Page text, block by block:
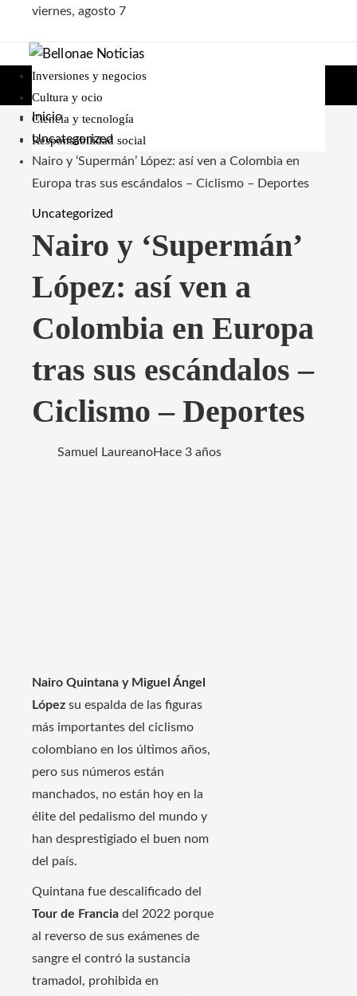
viernes, agosto 7
Inversiones y negocios
Cultura y ocio
Ciencia y tecnología
Responsabilidad social
Inicio
Uncategorized
Nairo y ‘Supermán’ López: así ven a Colombia en
Europa tras sus escándalos – Ciclismo – Deportes
Uncategorized
Nairo y ‘Supermán’
López: así ven a
Colombia en Europa
tras sus escándalos –
Ciclismo – Deportes
Samuel LaureanoHace 3 años
Nairo Quintana y Miguel Ángel
López su espalda de las figuras
más importantes del ciclismo
colombiano en los últimos años,
pero sus números están
manchados, no están hoy en la
élite del pedalismo del mundo y
han desprestigiado el buen nom
del país.
Quintana fue descalificado del
Tour de Francia del 2022 porque
al reverso de sus exámenes de
sangre el contró la sustancia
tramadol, prohibida en